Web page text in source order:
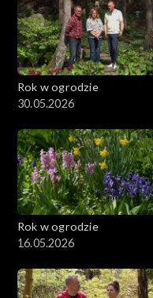
Rok w ogrodzie
30.05.2026
Rok w ogrodzie
16.05.2026